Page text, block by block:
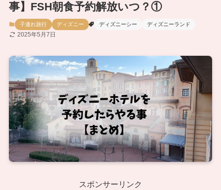
事】FSH朝食予約解放いつ？①
子連れ旅行 ディズニー ディズニーシー ディズニーランド
2025年5月7日
スポンサーリンク